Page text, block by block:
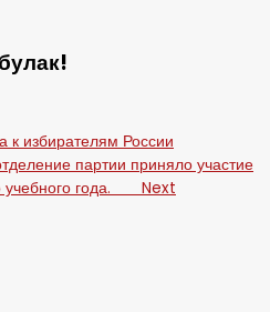
избирателям России
партии приняло участие
учебного года. Next